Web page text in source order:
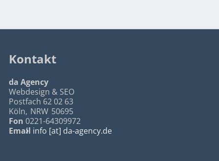
Kontakt
da Agency
Webdesign & SEO
Postfach 62 02 63
Köln, NRW 50695
Fon 0221-64309972
Email info [at] da-agency.de